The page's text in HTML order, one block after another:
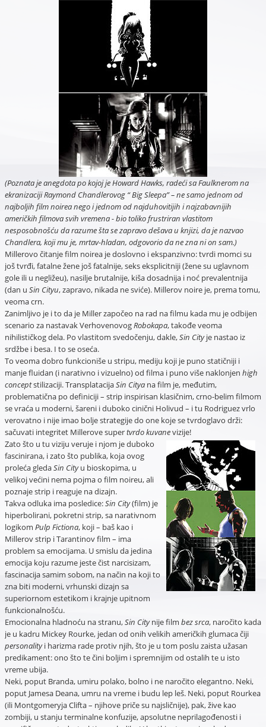
(Poznata je anegdota po kojoj je Howard Hawks, radeći sa Faulknerom na
ekranizaciji Raymond Chandlerovog “ Big Sleepa” – ne samo jednom od
najboljih film noirea nego i jednom od najduhovitijih i najzabavnijih
američkih filmova svih vremena - bio toliko frustriran vlastitom
nesposobnošću da razume šta se zapravo dešava u knjizi, da je nazvao
Chandlera, koji mu je, mrtav-hladan, odgovorio da ne zna ni on sam.)
Millerovo čitanje film noirea je doslovno i ekspanzivno: tvrdi momci su
još tvrđi, fatalne žene još fatalnije, seks eksplicitniji (žene su uglavnom
gole ili u negližeu), nasilje brutalnije, kiša dosadnija i noć prevalentnija
(dan u Sin Cityu, zapravo, nikada ne sviće). Millerov noire je, prema tomu,
veoma crn.
Zanimljivo je i to da je Miller započeo na rad na filmu kada mu je odbijen
scenario za nastavak VerhovenovogRobokapa, takođe veoma
nihilističkog dela. Po vlastitom svedočenju, dakle,Sin Cityje nastao iz
srdžbe i besa. I to se oseća.
To veoma dobro funkcioniše u stripu, mediju koji je puno statičniji i
manje fluidan (i narativno i vizuelno) od filma i puno više naklonjen high
conceptstilizaciji. TransplatacijaSin Cityana film je, međutim,
problematična po definiciji – strip inspirisan klasičnim, crno-belim filmom
se vraća u moderni, šareni i duboko cinični Holivud – i tu Rodriguez vrlo
verovatno i nije imao bolje strategije do one koje se tvrdoglavo drži:
sačuvati integritet Millerove supertvrdo kuvanevizije!
Zato što u tu viziju veruje i njom je duboko
fascinirana, i zato što publika, koja ovog
proleća gledaSin Cityu bioskopima, u
velikoj većini nema pojma o film noireu, ali
poznaje strip i reaguje na dizajn.
Takva odluka ima posledice:Sin City(film) je
hiperbolirani, pokretni strip, sa narativnom
logikom Pulp Fictiona, koji – baš kao i
Millerov strip i Tarantinov film – ima
problem sa emocijama. U smislu da jedina
emocija koju razume jeste čist narcisizam,
fascinacija samim sobom, na način na koji to
zna biti moderni, vrhunski dizajn sa
superiornom estetikom i krajnje upitnom
funkcionalnošću.
Emocionalna hladnoću na stranu,Sin Citynije film bez srca, naročito kada
je u kadru Mickey Rourke, jedan od onih velikih američkih glumaca čiji
personalityi harizma rade protiv njih, što je u tom poslu zaista užasan
predikament: ono što te čini boljim i spremnijim od ostalih te u isto
vreme ubija.
Neki, poput Branda, umiru polako, bolno i ne naročito elegantno. Neki,
poput Jamesa Deana, umru na vreme i budu lep leš. Neki, poput Rourkea
(ili Montgomeryja Clifta – njihove priče su najsličnije), pak, žive kao
zombiji, u stanju terminalne konfuzije, apsolutne neprilagođenosti i